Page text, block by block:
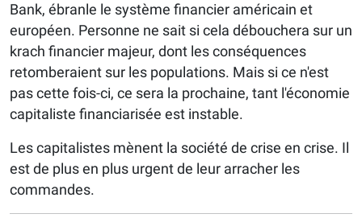
Bank, ébranle le système financier américain et
européen. Personne ne sait si cela débouchera sur un
krach financier majeur, dont les conséquences
retomberaient sur les populations. Mais si ce n'est
pas cette fois-ci, ce sera la prochaine, tant l'économie
capitaliste financiarisée est instable.
Les capitalistes mènent la société de crise en crise. Il
est de plus en plus urgent de leur arracher les
commandes.